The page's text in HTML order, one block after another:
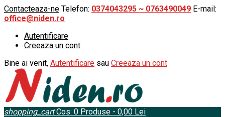
Contacteaza-ne Telefon: 0374043295 ~ 0763490049 E-mail:
office@niden.ro
Autentificare
Creeaza un cont
Bine ai venit, Autentificare sau Creeaza un cont
shopping_cart Cos: 0 Produse - 0,00 Lei